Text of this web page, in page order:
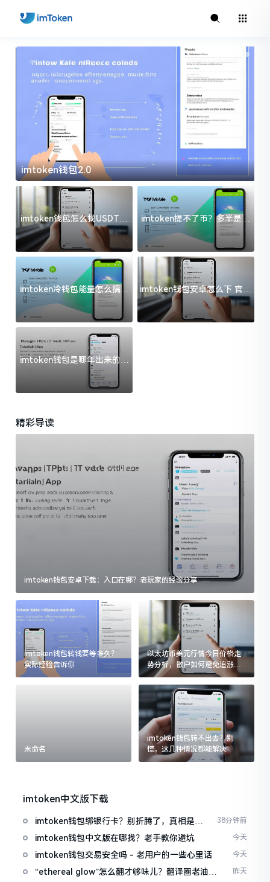
imtoken钱包2.0
imtoken钱包怎么找USDT地
址？三步搞定不踩坑
imtoken提不了币？多半是这
几件事没处理好
imtoken冷钱包能量怎么搞？
过来人告诉你门道
imtoken钱包安卓怎么下 官方
渠道避坑指南
imtoken钱包是哪年出来的？
一文给你说清楚
精彩导读
imtoken钱包安卓下载：入口在哪？老玩家的经验分享
imtoken钱包转钱要等多久？
实际经验告诉你
以太坊币美元行情今日价格走
势分析，散户如何避免追涨杀
跌被套牢
未命名
imtoken钱包转不出去？别
慌，这几种情况都能解决
imtoken中文版下载
imtoken钱包绑银行卡？别折腾了，真相是这
样的
38分钟前
imtoken钱包中文版在哪找？老手教你避坑 今天
imtoken钱包交易安全吗 - 老用户的一些心里话 今天
“ethereal glow”怎么翻才够味儿？翻译圈老油条
昨天